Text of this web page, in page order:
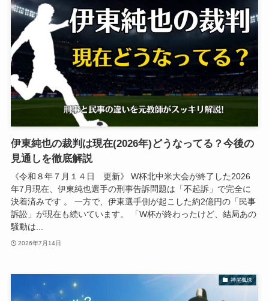
伊東純也の裁判は現在(2026年)どうなってる？今後の
見通しを徹底解説
《令和８年７月１４日 更新》 W杯北中米大会が終了した2026
年7月現在、伊東純也選手の刑事告訴問題は「不起訴」で完全に
決着済みです 。 一方で、伊東選手側が起こした約2億円の「民事
訴訟」が現在も続いています。 「W杯が終わったけど、結局あの
騒動は...
2026年7月14日
神尾楓珠